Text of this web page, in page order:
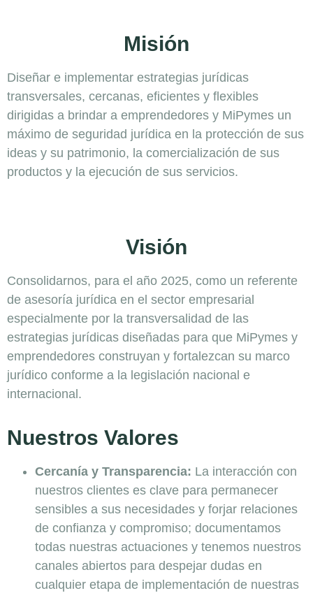
Misión
Diseñar e implementar estrategias jurídicas
transversales, cercanas, eficientes y flexibles
dirigidas a brindar a emprendedores y MiPymes un
máximo de seguridad jurídica en la protección de sus
ideas y su patrimonio, la comercialización de sus
productos y la ejecución de sus servicios.
Visión
Consolidarnos, para el año 2025, como un referente
de asesoría jurídica en el sector empresarial
especialmente por la transversalidad de las
estrategias jurídicas diseñadas para que MiPymes y
emprendedores construyan y fortalezcan su marco
jurídico conforme a la legislación nacional e
internacional.
Nuestros Valores
Cercanía y Transparencia: La interacción con
nuestros clientes es clave para permanecer
sensibles a sus necesidades y forjar relaciones
de confianza y compromiso; documentamos
todas nuestras actuaciones y tenemos nuestros
canales abiertos para despejar dudas en
cualquier etapa de implementación de nuestras